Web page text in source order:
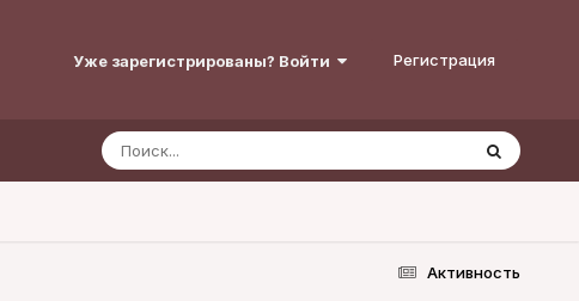
Уже зарегистрированы? Войти Регистрация
Активность